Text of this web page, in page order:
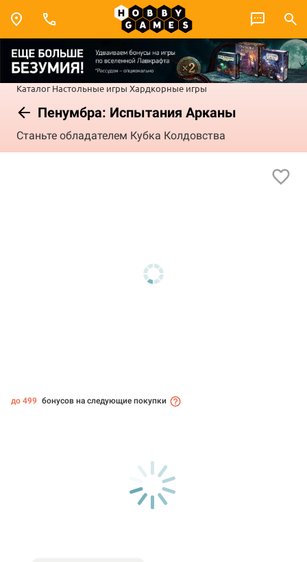
Каталог Настольные игры Хардкорные игры
Пенумбра: Испытания Арканы
Станьте обладателем Кубка Колдовства
до 499 бонусов на следующие покупки